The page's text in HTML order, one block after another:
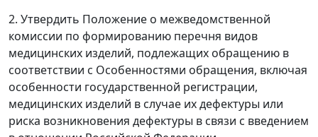
2. Утвердить Положение о межведомственной
комиссии по формированию перечня видов
медицинских изделий, подлежащих обращению в
соответствии с Особенностями обращения, включая
особенности государственной регистрации,
медицинских изделий в случае их дефектуры или
риска возникновения дефектуры в связи с введением